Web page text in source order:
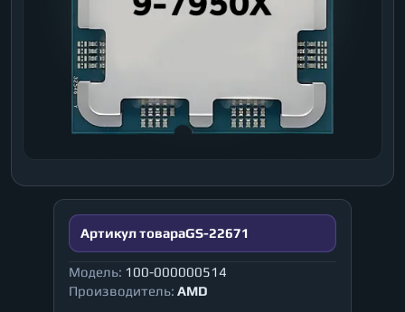
Артикул товараGS-22671
Модель: 100-000000514
Производитель: AMD